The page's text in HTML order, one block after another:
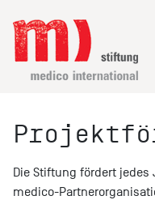
Die Stiftung fördert jedes
medico-